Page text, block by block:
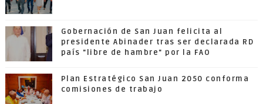
Gobernación de San Juan felicita al
presidente Abinader tras ser declarada RD
país "libre de hambre" por la FAO
Plan Estratégico San Juan 2050 conforma
comisiones de trabajo